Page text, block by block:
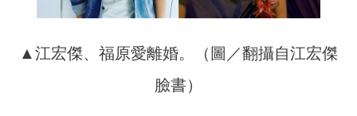
▲江宏傑、福原愛離婚。（圖／翻攝自江宏傑
臉書）